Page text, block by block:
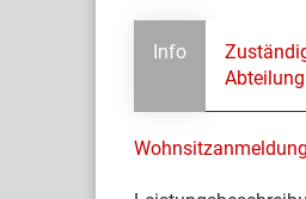
Info
Abteilung